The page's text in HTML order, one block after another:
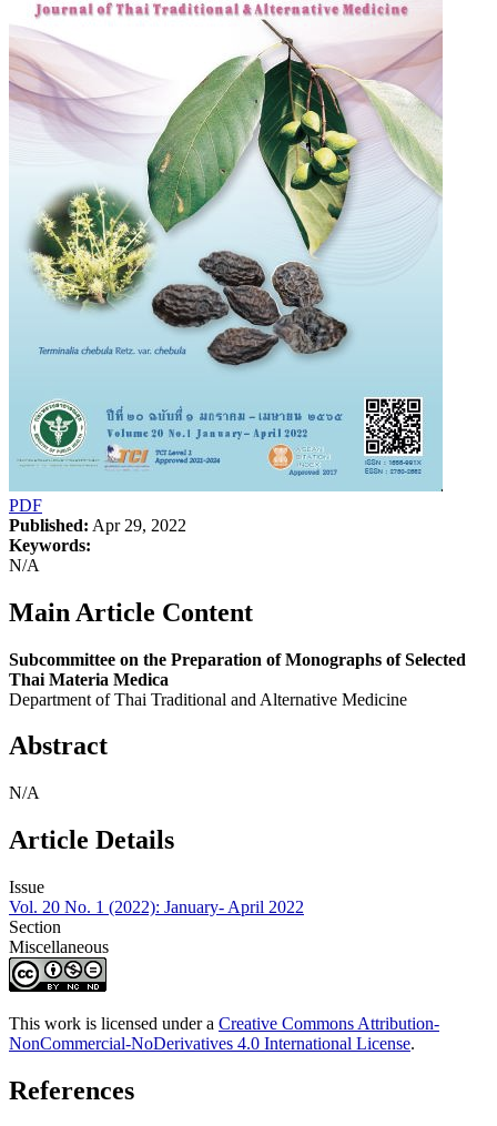
PDF
Published: Apr 29, 2022
Keywords:
N/A
Main Article Content
Subcommittee on the Preparation of Monographs of Selected
Thai Materia Medica
Department of Thai Traditional and Alternative Medicine
Abstract
N/A
Article Details
Issue
Vol. 20 No. 1 (2022): January- April 2022
Section
Miscellaneous
This work is licensed under a Creative Commons Attribution-
NonCommercial-NoDerivatives 4.0 International License.
References